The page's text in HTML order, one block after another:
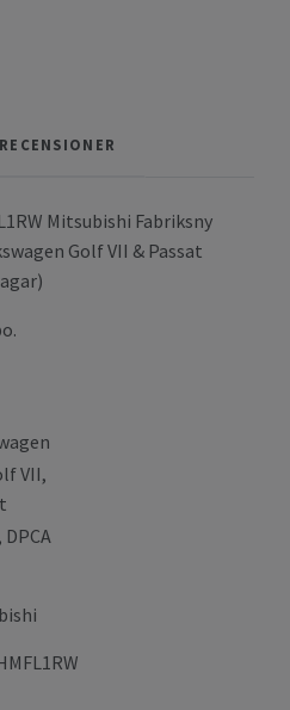
RECENSIONER
Mitsubishi Fabriksny
Golf VII & Passat
VII,
DPCA